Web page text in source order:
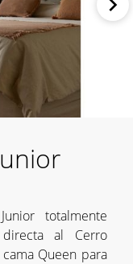
totalmente
al Cerro
Queen para